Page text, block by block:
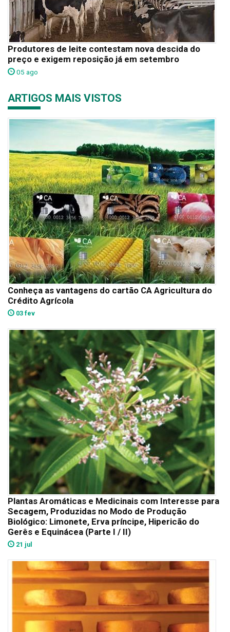
Produtores de leite contestam nova descida do
preço e exigem reposição já em setembro
05 ago
ARTIGOS MAIS VISTOS
Conheça as vantagens do cartão CA Agricultura do
Crédito Agrícola
03 fev
Plantas Aromáticas e Medicinais com Interesse para
Secagem, Produzidas no Modo de Produção
Biológico: Limonete, Erva príncipe, Hipericão do
Gerês e Equinácea (Parte I / II)
21 jul